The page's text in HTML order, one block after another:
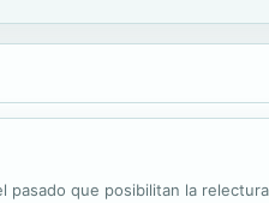
pasado que posibilitan la